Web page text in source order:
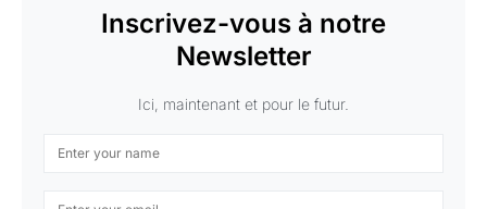
Inscrivez-vous à notre
Newsletter
Ici, maintenant et pour le futur.